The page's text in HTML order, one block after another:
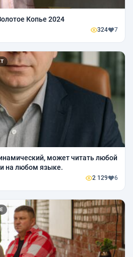
Копье 2024
324 7
может читать любой
на любом языке.
2 129 6